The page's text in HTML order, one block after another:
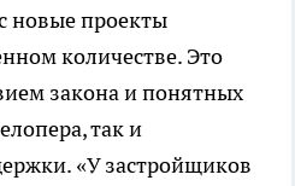
новые проекты
количестве. Это
закона и понятных
так и
«У застройщиков